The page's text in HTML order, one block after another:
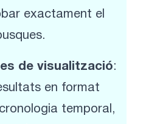
exactament el
de visualització:
en format
temporal,